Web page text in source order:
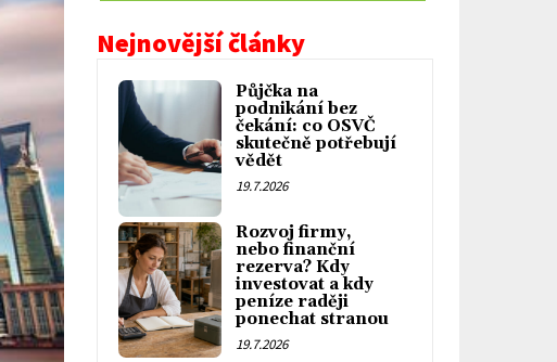
Nejnovější články
Půjčka na
podnikání bez
čekání: co OSVČ
skutečně potřebují
vědět
19.7.2026
Rozvoj firmy,
nebo finanční
rezerva? Kdy
investovat a kdy
peníze raději
ponechat stranou
19.7.2026